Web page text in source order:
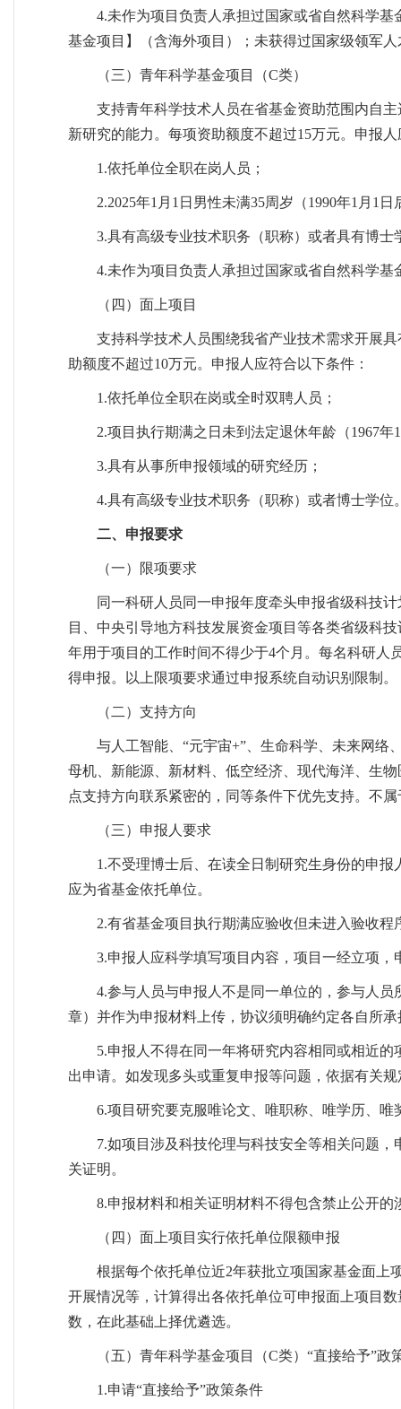
4.未作为项目负责人承担过国家或省自然科学
基金项目】（含海外项目）；未获得过国家级领军
（三）青年科学基金项目（C类）
支持青年科学技术人员在省基金资助范围内自
新研究的能力。每项资助额度不超过15万元。申报
1.依托单位全职在岗人员；
2.2025年1月1日男性未满35周岁（1990年1月1
3.具有高级专业技术职务（职称）或者具有博士
4.未作为项目负责人承担过国家或省自然科学基
（四）面上项目
支持科学技术人员围绕我省产业技术需求开展
助额度不超过10万元。申报人应符合以下条件：
1.依托单位全职在岗或全时双聘人员；
2.项目执行期满之日未到法定退休年龄（1967年
3.具有从事所申报领域的研究经历；
4.具有高级专业技术职务（职称）或者博士学位
二、申报要求
（一）限项要求
同一科研人员同一申报年度牵头申报省级科技
目、中央引导地方科技发展资金项目等各类省级科
年用于项目的工作时间不得少于4个月。每名科研人
得申报。以上限项要求通过申报系统自动识别限制。
（二）支持方向
与人工智能、“元宇宙+”、生命科学、未来网
母机、新能源、新材料、低空经济、现代海洋、生
点支持方向联系紧密的，同等条件下优先支持。不
（三）申报人要求
1.不受理博士后、在读全日制研究生身份的申
应为省基金依托单位。
2.有省基金项目执行期满应验收但未进入验收
3.申报人应科学填写项目内容，项目一经立项
4.参与人员与申报人不是同一单位的，参与人
章）并作为申报材料上传，协议须明确约定各自所
5.申报人不得在同一年将研究内容相同或相近
出申请。如发现多头或重复申报等问题，依据有关
6.项目研究要克服唯论文、唯职称、唯学历、
7.如项目涉及科技伦理与科技安全等相关问题
关证明。
8.申报材料和相关证明材料不得包含禁止公开
（四）面上项目实行依托单位限额申报
根据每个依托单位近2年获批立项国家基金面上
开展情况等，计算得出各依托单位可申报面上项目
数，在此基础上择优遴选。
（五）青年科学基金项目（C类）“直接给予”政
1.申请“直接给予”政策条件